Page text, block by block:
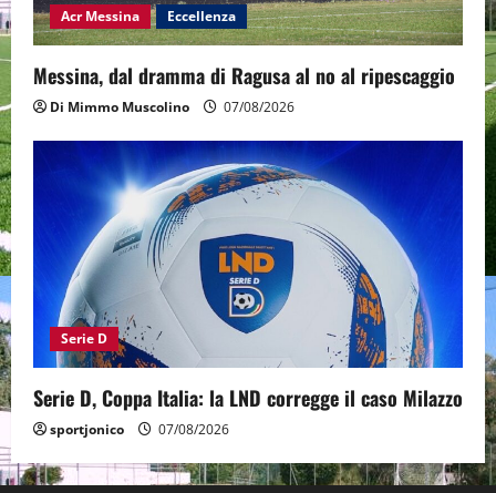
Acr Messina Eccellenza
Messina, dal dramma di Ragusa al no al ripescaggio
Di Mimmo Muscolino 07/08/2026
Serie D
Serie D, Coppa Italia: la LND corregge il caso Milazzo
sportjonico 07/08/2026